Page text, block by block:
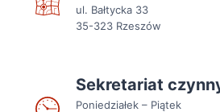
ul. Bałtycka 33
35-323 Rzeszów
Sekretariat
Poniedziałek – Piątek